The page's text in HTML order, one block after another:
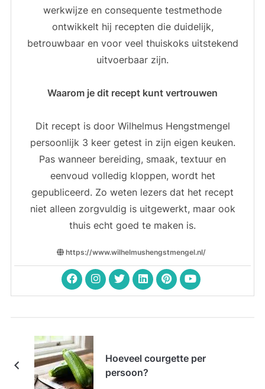
werkwijze en consequente testmethode
ontwikkelt hij recepten die duidelijk,
betrouwbaar en voor veel thuiskoks uitstekend
uitvoerbaar zijn.
Waarom je dit recept kunt vertrouwen
Dit recept is door Wilhelmus Hengstmengel
persoonlijk 3 keer getest in zijn eigen keuken.
Pas wanneer bereiding, smaak, textuur en
eenvoud volledig kloppen, wordt het
gepubliceerd. Zo weten lezers dat het recept
niet alleen zorgvuldig is uitgewerkt, maar ook
thuis echt goed te maken is.
https://www.wilhelmushengstmengel.nl/
Hoeveel courgette per
persoon?